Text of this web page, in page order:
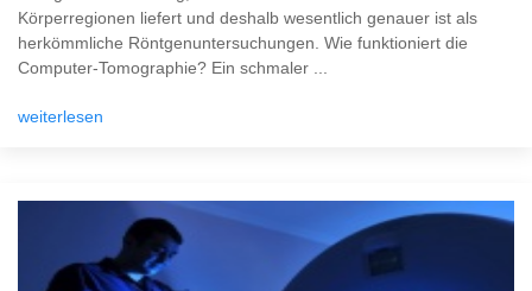
Körperregionen liefert und deshalb wesentlich genauer ist als
herkömmliche Röntgenuntersuchungen. Wie funktioniert die
Computer-Tomographie? Ein schmaler ...
weiterlesen